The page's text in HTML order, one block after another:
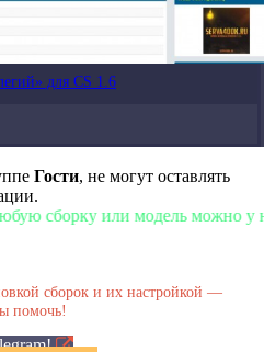
для CS 1.6
Гости, не могут оставлять
или модель можно у нас в
сборок и их настройкой —
помочь!